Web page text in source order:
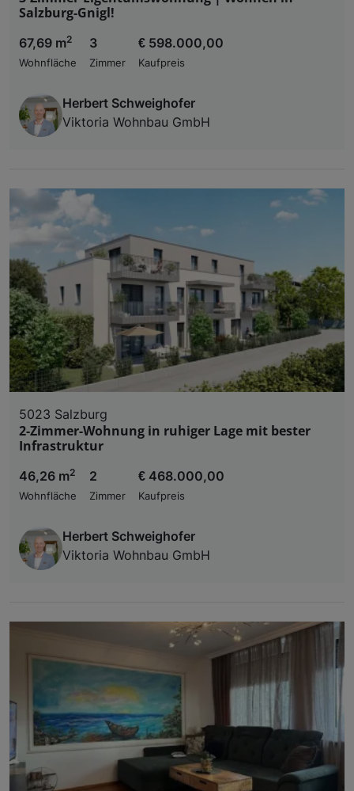
Salzburg-Gnigl!
67,69 m2
Wohnfläche
3
Zimmer
€ 598.000,00
Kaufpreis
Herbert Schweighofer
Viktoria Wohnbau GmbH
5023 Salzburg
2-Zimmer-Wohnung in ruhiger Lage mit bester
Infrastruktur
46,26 m2
Wohnfläche
2
Zimmer
€ 468.000,00
Kaufpreis
Herbert Schweighofer
Viktoria Wohnbau GmbH